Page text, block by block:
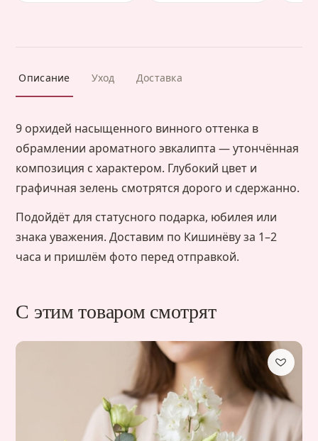
Описание Уход Доставка
9 орхидей насыщенного винного оттенка в
обрамлении ароматного эвкалипта — утончённая
композиция с характером. Глубокий цвет и
графичная зелень смотрятся дорого и сдержанно.
Подойдёт для статусного подарка, юбилея или
знака уважения. Доставим по Кишинёву за 1–2
часа и пришлём фото перед отправкой.
С этим товаром смотрят